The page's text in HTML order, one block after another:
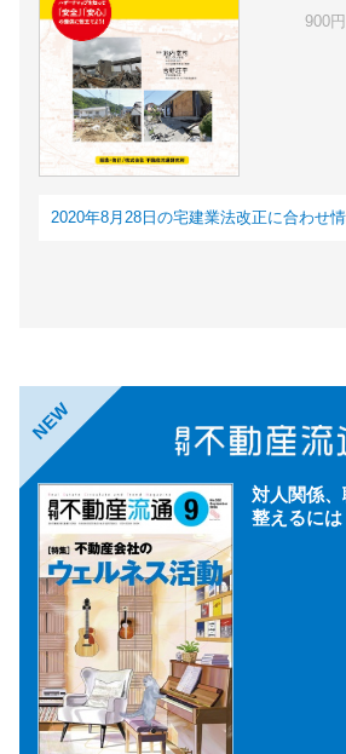
900
2020年8月28日の宅建業法改正に合わせ
NEW
対人関係
整えるには